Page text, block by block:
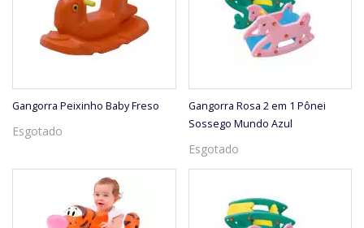
Gangorra Peixinho Baby Freso
Esgotado
Gangorra Rosa 2 em 1 Pônei
Sossego Mundo Azul
Esgotado